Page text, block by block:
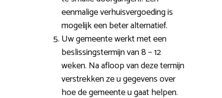
eenmalige verhuisvergoeding is
mogelijk een beter alternatief.
Uw gemeente werkt met een
beslissingstermijn van 8 – 12
weken. Na afloop van deze termijn
verstrekken ze u gegevens over
hoe de gemeente u gaat helpen.